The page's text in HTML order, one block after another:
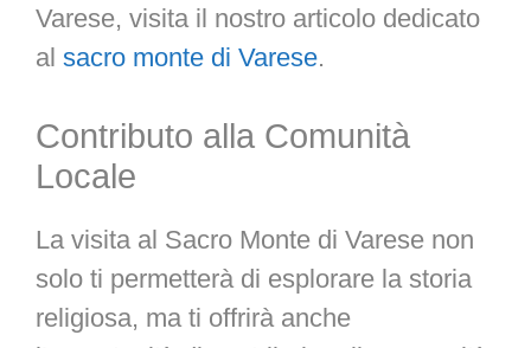
Varese, visita il nostro articolo dedicato
al sacro monte di Varese.
Contributo alla Comunità
Locale
La visita al Sacro Monte di Varese non
solo ti permetterà di esplorare la storia
religiosa, ma ti offrirà anche